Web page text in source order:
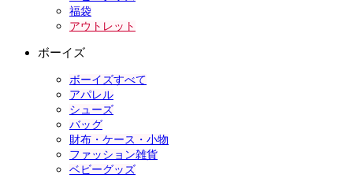
福袋
アウトレット
ボーイズ
ボーイズすべて
アパレル
シューズ
バッグ
財布・ケース・小物
ファッション雑貨
ベビーグッズ